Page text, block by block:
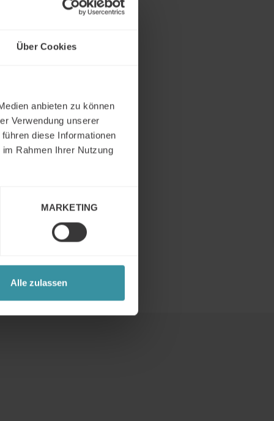
Über Cookies
anbieten zu können
Verwendung unserer
diese Informationen
Rahmen Ihrer Nutzung
MARKETING
Alle zulassen